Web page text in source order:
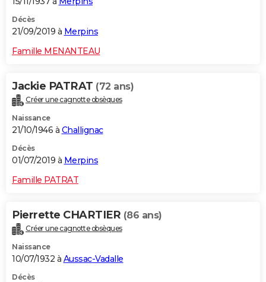
Décès
21/09/2019 à Merpins
Famille MENANTEAU
Jackie PATRAT (72 ans)
Créer une cagnotte obsèques
Naissance
21/10/1946 à Challignac
Décès
01/07/2019 à Merpins
Famille PATRAT
Pierrette CHARTIER (86 ans)
Créer une cagnotte obsèques
Naissance
10/07/1932 à Aussac-Vadalle
Décès